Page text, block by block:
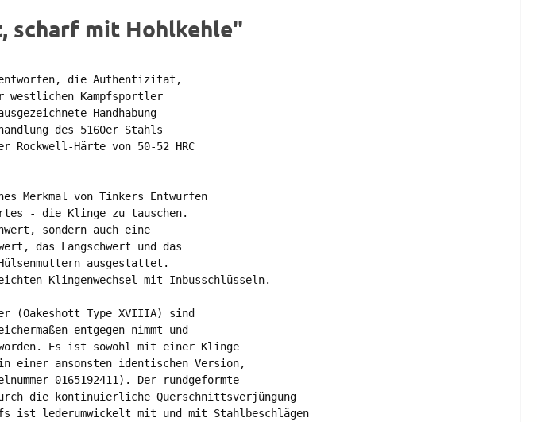
scharf mit Hohlkehle"
entworfen, die Authentizität,
westlichen Kampfsportler
Handhabung
des 5160er Stahls
Härte von 50-52 HRC
Merkmal von Tinkers Entwürfen
- die Klinge zu tauschen.
sondern auch eine
das Langschwert und das
ausgestattet.
Klingenwechsel mit Inbusschlüsseln.
(Oakeshott Type XVIIIA) sind
entgegen nimmt und
Es ist sowohl mit einer Klinge
einer ansonsten identischen Version,
0165192411). Der rundgeformte
die kontinuierliche Querschnittsverjüngung
ist lederumwickelt mit und mit Stahlbeschlägen